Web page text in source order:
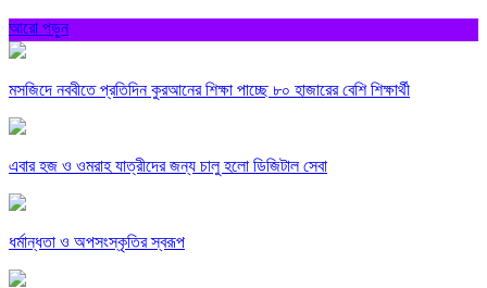
আরো পড়ুন
মসজিদে নববীতে প্রতিদিন কুরআনের শিক্ষা পাচ্ছে ৮০ হাজারের বেশি শিক্ষার্থী
এবার হজ ও ওমরাহ যাত্রীদের জন্য চালু হলো ডিজিটাল সেবা
ধর্মান্ধতা ও অপসংস্কৃতির স্বরূপ